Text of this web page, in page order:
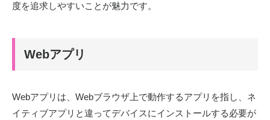
度を追求しやすいことが魅力です。
Webアプリ
Webアプリは、Webブラウザ上で動作するアプリを指し、ネ
イティブアプリと違ってデバイスにインストールする必要が